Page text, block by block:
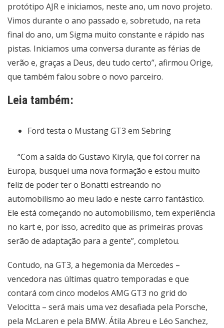
protótipo AJR e iniciamos, neste ano, um novo projeto.
Vimos durante o ano passado e, sobretudo, na reta
final do ano, um Sigma muito constante e rápido nas
pistas. Iniciamos uma conversa durante as férias de
verão e, graças a Deus, deu tudo certo”, afirmou Orige,
que também falou sobre o novo parceiro.
Leia também:
Ford testa o Mustang GT3 em Sebring
“Com a saída do Gustavo Kiryla, que foi correr na
Europa, busquei uma nova formação e estou muito
feliz de poder ter o Bonatti estreando no
automobilismo ao meu lado e neste carro fantástico.
Ele está começando no automobilismo, tem experiência
no kart e, por isso, acredito que as primeiras provas
serão de adaptação para a gente”, completou.
Contudo, na GT3, a hegemonia da Mercedes –
vencedora nas últimas quatro temporadas e que
contará com cinco modelos AMG GT3 no grid do
Velocitta – será mais uma vez desafiada pela Porsche,
pela McLaren e pela BMW. Átila Abreu e Léo Sanchez,